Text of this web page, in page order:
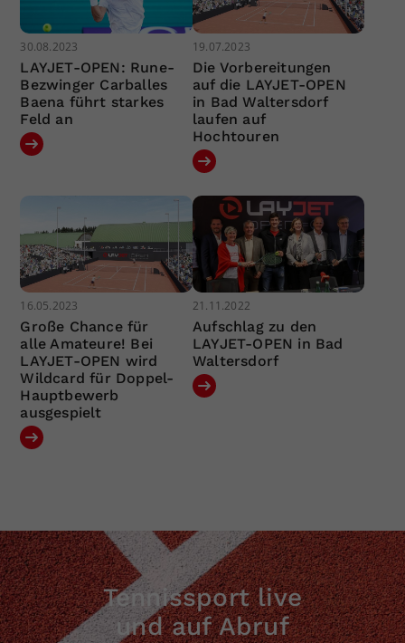
30.08.2023
LAYJET-OPEN: Rune-
Bezwinger Carballes
Baena führt starkes
Feld an
19.07.2023
Die Vorbereitungen
auf die LAYJET-OPEN
in Bad Waltersdorf
laufen auf
Hochtouren
16.05.2023
Große Chance für
alle Amateure! Bei
LAYJET-OPEN wird
Wildcard für Doppel-
Hauptbewerb
ausgespielt
21.11.2022
Aufschlag zu den
LAYJET-OPEN in Bad
Waltersdorf
Tennissport live
und auf Abruf